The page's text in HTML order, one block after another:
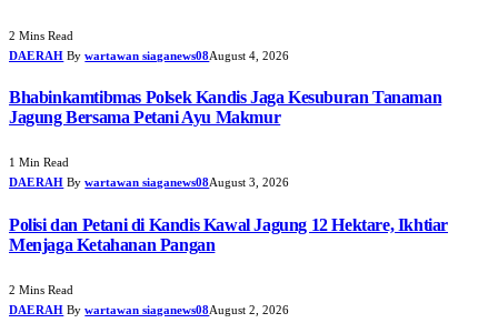
2 Mins Read
DAERAH By wartawan siaganews08August 4, 2026
Bhabinkamtibmas Polsek Kandis Jaga Kesuburan Tanaman
Jagung Bersama Petani Ayu Makmur
1 Min Read
DAERAH By wartawan siaganews08August 3, 2026
Polisi dan Petani di Kandis Kawal Jagung 12 Hektare, Ikhtiar
Menjaga Ketahanan Pangan
2 Mins Read
DAERAH By wartawan siaganews08August 2, 2026